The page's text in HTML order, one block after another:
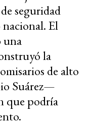
seguridad
El
una
la
de alto
Suárez—
que podría